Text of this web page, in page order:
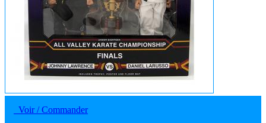
Voir / Commander